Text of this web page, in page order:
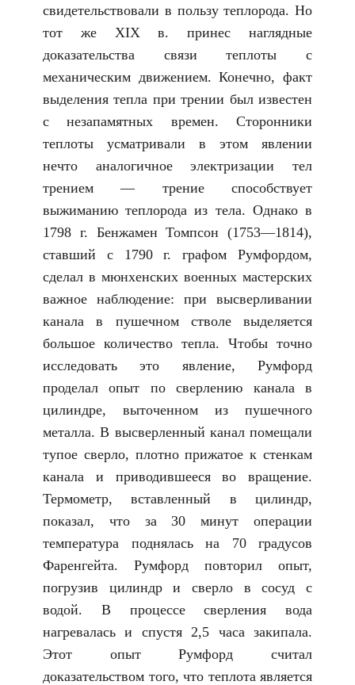
свидетельствовали в пользу теплорода. Но
тот же XIX в. принес наглядные
доказательства связи теплоты с
механическим движением. Конечно, факт
выделения тепла при трении был известен
с незапамятных времен. Сторонники
теплоты усматривали в этом явлении
нечто аналогичное электризации тел
трением — трение способствует
выжиманию теплорода из тела. Однако в
1798 г. Бенжамен Томпсон (1753―1814),
ставший с 1790 г. графом Румфордом,
сделал в мюнхенских военных мастерских
важное наблюдение: при высверливании
канала в пушечном стволе выделяется
большое количество тепла. Чтобы точно
исследовать это явление, Румфорд
проделал опыт по сверлению канала в
цилиндре, выточенном из пушечного
металла. В высверленный канал помещали
тупое сверло, плотно прижатое к стенкам
канала и приводившееся во вращение.
Термометр, вставленный в цилиндр,
показал, что за 30 минут операции
температура поднялась на 70 градусов
Фаренгейта. Румфорд повторил опыт,
погрузив цилиндр и сверло в сосуд с
водой. В процессе сверления вода
нагревалась и спустя 2,5 часа закипала.
Этот опыт Румфорд считал
доказательством того, что теплота является